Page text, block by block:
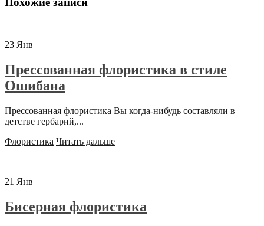
23 Янв
Прессованная флористика в стиле
Ошибана
Прессованная флористика Вы когда-нибудь составляли в
детстве гербарий,...
Флористика Читать дальше
21 Янв
Бисерная флористика